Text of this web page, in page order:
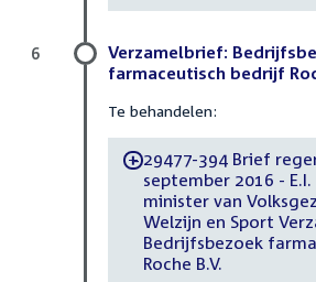
Verzamelbrief:
farmaceutisch bedrijf
Te behandelen:
-29477-394 Brief
september 2016 - E.I.
minister van
Welzijn en Sport
Bedrijfsbezoek
Roche B.V.
6